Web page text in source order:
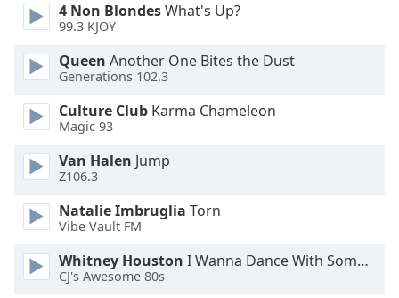
Font
Size
Text
Edge
Family
Reset
4 Non BlondesWhat's Up?
99.3 KJOY
Queen Another One Bites the Dust
Generations 102.3
Culture Club Karma Chameleon
Magic 93
Van Halen Jump
Z106.3
Natalie Imbruglia Torn
Vibe Vault FM
Whitney Houston I Wanna Dance With Somebody
CJ's Awesome 80s